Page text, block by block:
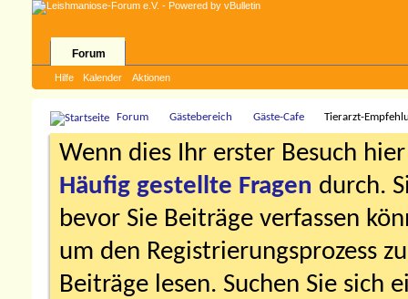
Forum
Hilfe Kalender Aktionen
Forum Gästebereich Gäste-Cafe Tierarzt-
Wenn dies Ihr erster Besuch
Häufig gestellte Fragen durch.
bevor Sie Beiträge verfassen
um den Registrierungsprozess
Beiträge lesen. Suchen Sie sich